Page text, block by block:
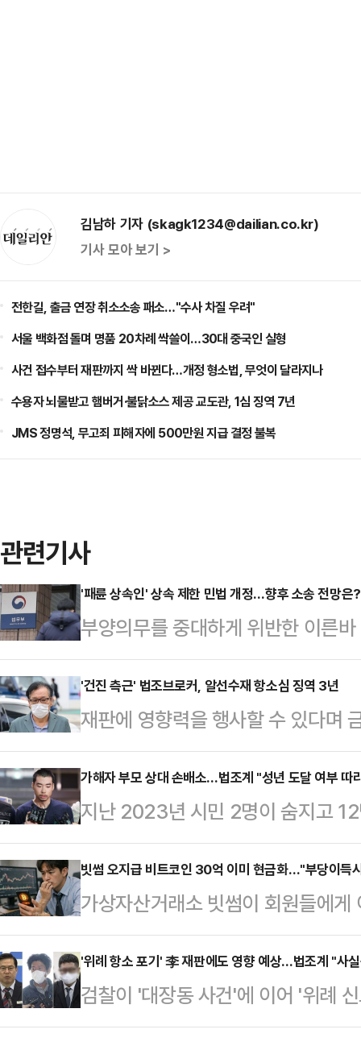
김남하 기자 (skagk1234@dailian.co.kr)
기사 모아 보기 >
전한길, 출금 연장 취소소송 패소…"수사 차질 우려"
서울 백화점 돌며 명품 20차례 싹쓸이…30대 중국인 실형
사건 접수부터 재판까지 싹 바뀐다…개정 형소법, 무엇이 달라지나
수용자 뇌물받고 햄버거·불닭소스 제공 교도관, 1심 징역 7년
JMS 정명석, 무고죄 피해자에 500만원 지급 결정 불복
관련기사
'패륜 상속인' 상속 제한 민법 개정…향후 소송 전망
부양의무를 중대하게 위반한 이른
하는 민법 개정안이 국회를 통과하
다. 법조계에선 "헌법재판소 결정
면서도 "판단 기준의 불명확성으로
전문가들은 특히 '중대한 부양의무
후 판례를 통해 정립될 수밖에 없다
부는 부양의무를 중대하게 위반한
양 의무를 다한 기여상…
'건진 측근' 법조브로커, 알선수재 항소심 징역 3년
재판에 영향력을 행사할 수 있다며
할을 해 재판에 넘겨진 건진법사 전
징역 3년을 선고받았다.12일 법조
장판사)는 이날 특정범죄 가중처벌
고 공판에서 징역 2년을 선고한 1
선고한 추징금 4억원은 그대로 유
한 영향력이나 거래에 의해 좌우된
체만으로도 법치는 …
가해자 부모 상대 손배소…법조계 "성년 도달 여부
지난 2023년 시민 2명이 숨지고
범인 최원종(25) 부모에게 제기한
서는 도덕적인 측면에서 바라볼 때
이 도과할 경우 법적으로 자녀와 부
한 손해배상 책임을 묻는 것은 어렵
면 수원지방법원 성남지원 제3민
당 흉기난동' 희생자 고(故) 김혜빈
로 제기한 …
빗썸 오지급 비트코인 30억 이미 현금화…"부당이
가상자산거래소 빗썸이 회원들에
당 2000원을 2000비트코인(BTC)
데, 이를 매도·처분한 고객에 대해
주목된다. 법조계에서는 민사상 부
의견이 일치하지만, 형사 처벌 가
'위례 항소 포기' 李 재판에도 영향 예상…법조계 "사
검찰이 '대장동 사건'에 이어 '위례
죄 판결에도 항소 포기하며 파장이